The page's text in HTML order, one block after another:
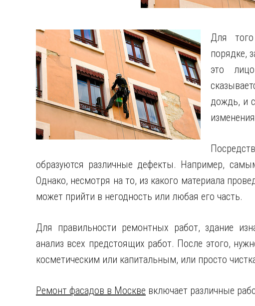
Для
порядке,
это
дождь, и
образуются различные дефекты. Например,
Однако, несмотря на то, из какого материала
может прийти в негодность или любая его часть.
Для правильности ремонтных работ, здание
анализ всех предстоящих работ. После этого,
косметическим или капитальным, или просто
Ремонт фасадов в Москве включает различные